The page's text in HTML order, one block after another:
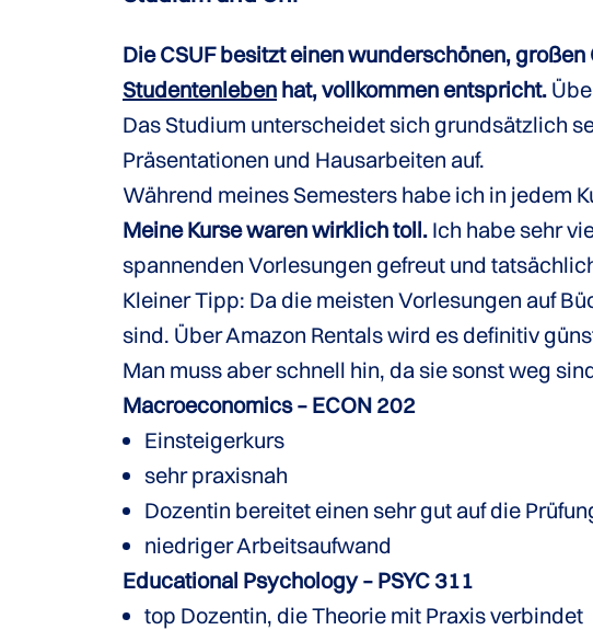
Die CSUF besitzt einen wunderschönen,
Studentenleben hat, vollkommen entspricht.
Das Studium unterscheidet sich grundsätzlich
Präsentationen und Hausarbeiten auf.
Während meines Semesters habe ich in jedem
Meine Kurse waren wirklich toll. Ich habe sehr
spannenden Vorlesungen gefreut und
Kleiner Tipp: Da die meisten Vorlesungen auf
sind. Über Amazon Rentals wird es definitiv
Man muss aber schnell hin, da sie sonst weg
Macroeconomics – ECON 202
Einsteigerkurs
sehr praxisnah
Dozentin bereitet einen sehr gut auf die
niedriger Arbeitsaufwand
Educational Psychology – PSYC 311
top Dozentin, die Theorie mit Praxis verbindet